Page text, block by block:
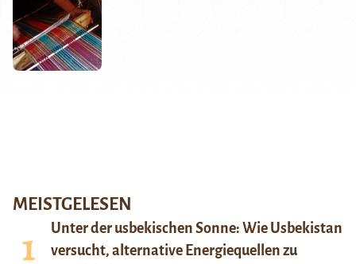
MEISTGELESEN
Unter der usbekischen Sonne: Wie Usbekistan
versucht, alternative Energiequellen zu